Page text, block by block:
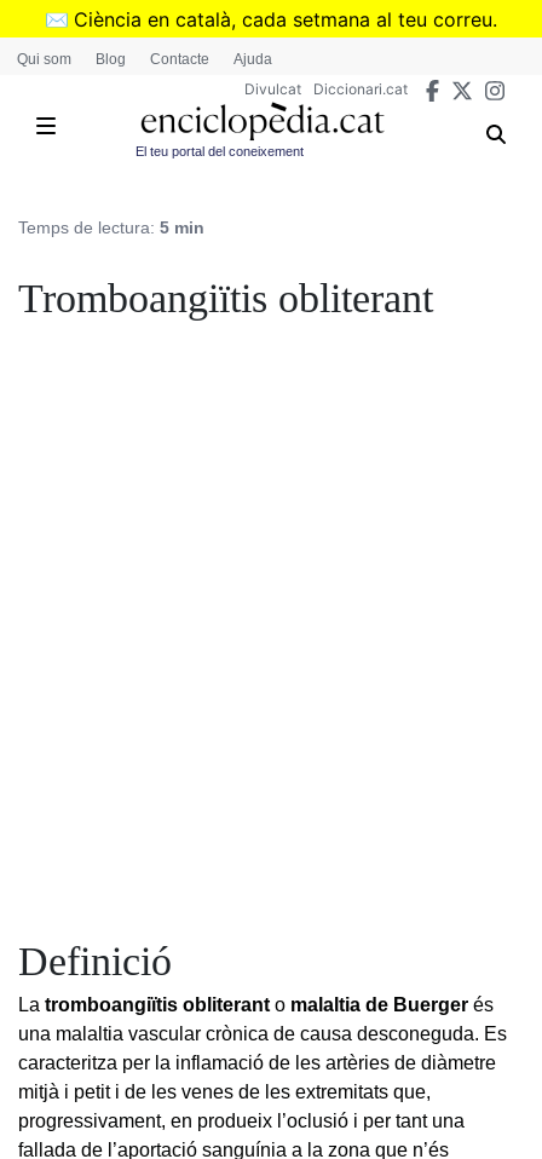
Vés
✉️ Ciència en català, cada setmana al teu correu.
➜Subscriu-te al butlletí de Divulcat
Qui som Blog Contacte Ajuda
Divulcat Diccionari.cat
El teu portal del coneixement
Temps de lectura: 5 min
Tromboangiïtis obliterant
Definició
La tromboangiïtis obliterant o malaltia de Buerger és
una malaltia vascular crònica de causa desconeguda. Es
caracteritza per la inflamació de les artèries de diàmetre
mitjà i petit i de les venes de les extremitats que,
progressivament, en produeix l’oclusió i per tant una
fallada de l’aportació sanguínia a la zona que n’és